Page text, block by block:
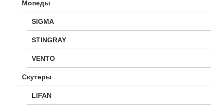
Мопеды
SIGMA
STINGRAY
VENTO
Скутеры
LIFAN